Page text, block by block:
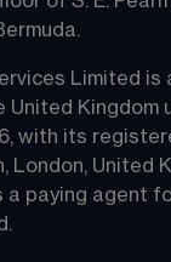
Limited is
United Kingdom
with its
London, United
a paying agent